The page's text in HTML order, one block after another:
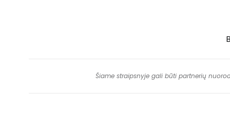
Šiame straipsnyje gali būti partnerių